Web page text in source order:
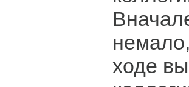
ходе